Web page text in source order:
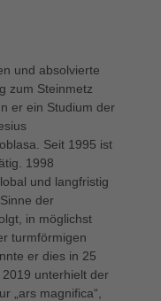
und absolvierte
zum Steinmetz
er ein Studium der
Seit 1995 ist
1998
und langfristig
der
in möglichst
turmförmigen
er dies in 25
unterhielt der
„ars magnifica“,